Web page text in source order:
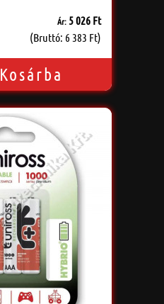
Ár: 5 026 Ft
(Bruttó: 6 383 Ft)
Kosárba